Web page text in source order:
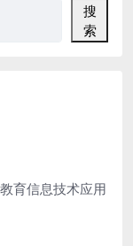
搜
索
育信息技术应用